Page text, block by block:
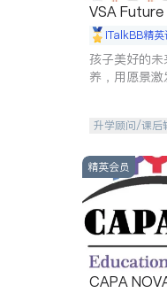
VSA
iTalkBB精英
孩子美好的
养，用愿景
升学顾问/课后
精英会员
CAPA